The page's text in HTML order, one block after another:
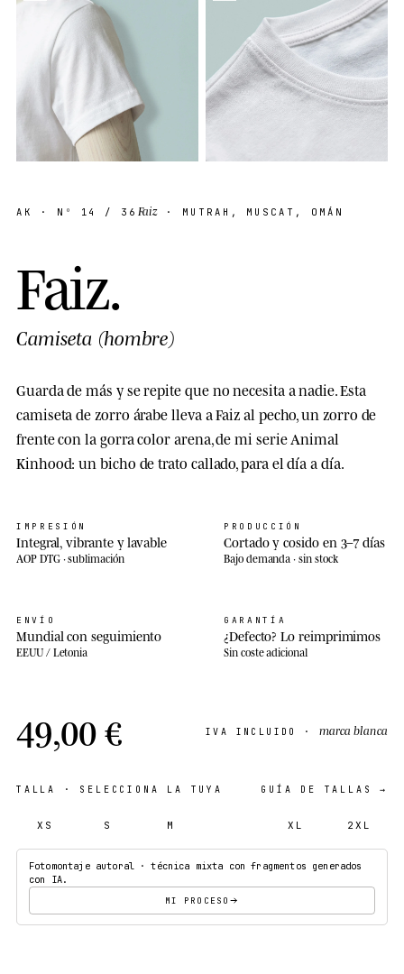
AK · Nº 14 / 36 Faiz · MUTRAH, MUSCAT, OMÁN
Faiz.
Camiseta (hombre)
Guarda de más y se repite que no necesita a nadie. Esta
camiseta de zorro árabe lleva a Faiz al pecho, un zorro de
frente con la gorra color arena, de mi serie Animal
Kinhood: un bicho de trato callado, para el día a día.
IMPRESIÓN
Integral, vibrante y lavable
AOP DTG · sublimación
PRODUCCIÓN
Cortado y cosido en 3–7 días
Bajo demanda · sin stock
ENVÍO
Mundial con seguimiento
EEUU / Letonia
GARANTÍA
¿Defecto? Lo reimprimimos
Sin coste adicional
49,00 € IVA INCLUIDO · marca blanca
TALLA · SELECCIONA LA TUYA GUÍA DE TALLAS →
XS S M XL 2XL
Fotomontaje autoral · técnica mixta con fragmentos generados
con IA.
MI PROCESO